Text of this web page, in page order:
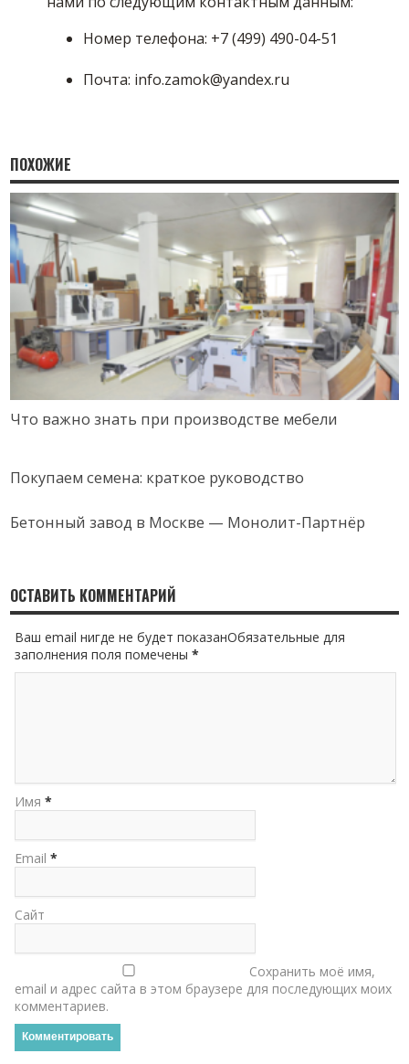
Номер телефона: +7 (499) 490-04-51
Почта: info.zamok@yandex.ru
ПОХОЖИЕ
Что важно знать при производстве мебели
Покупаем семена: краткое руководство
Бетонный завод в Москве — Монолит-Партнёр
ОСТАВИТЬ КОММЕНТАРИЙ
Ваш email нигде не будет показанОбязательные для
заполнения поля помечены*
Имя *
Email *
Сайт
Сохранить моё имя,
email и адрес сайта в этом браузере для последующих моих
комментариев.